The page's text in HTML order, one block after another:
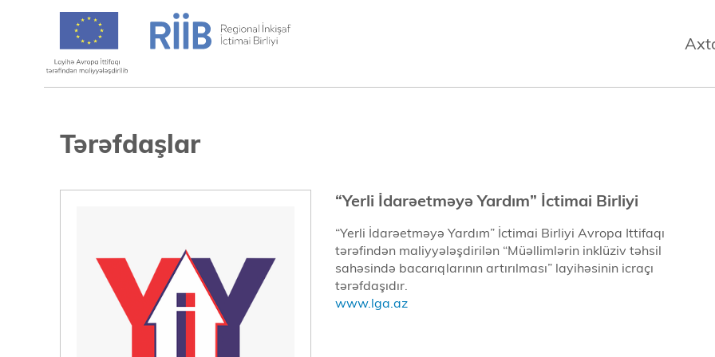
Tərəfdaşlar
“Yerli İdarəetməyə Yardım” İctimai Birliyi
“Yerli İdarəetməyə Yardım” İctimai Birliyi Avropa Ittifaqı
tərəfindən maliyyələşdirilən “Müəllimlərin inklüziv təhsil
sahəsində bacarıqlarının artırılması” layihəsinin icraçı
tərəfdaşıdır.
www.lga.az